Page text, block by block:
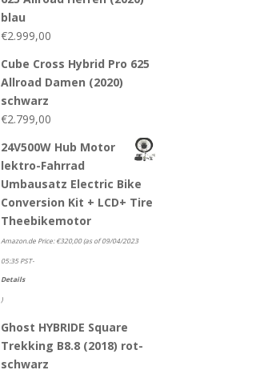
blau
€2.999,00
Cube Cross Hybrid Pro 625
Allroad Damen (2020)
schwarz
€2.799,00
24V500W Hub Motor
lektro-Fahrrad
Umbausatz Electric Bike
Conversion Kit + LCD+ Tire
Theebikemotor
Amazon.de Price:€320,00(as of 09/04/2023
05:35 PST-
Details
)
Ghost HYBRIDE Square
Trekking B8.8 (2018) rot-
schwarz